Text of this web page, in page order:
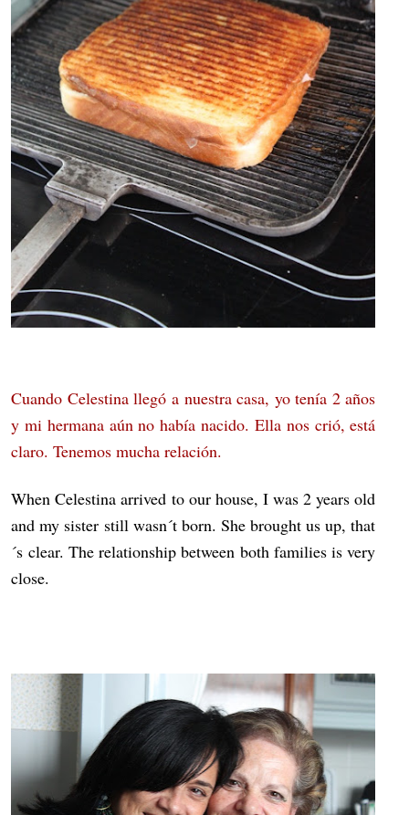
Cuando Celestina llegó a nuestra casa, yo tenía 2 años
y mi hermana aún no había nacido. Ella nos crió, está
claro. Tenemos mucha relación.
When Celestina arrived to our house, I was 2 years old
and my sister still wasn´t born. She brought us up, that
´s clear. The relationship between both families is very
close.